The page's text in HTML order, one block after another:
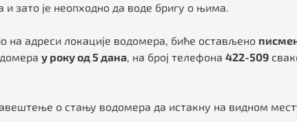
зато је неопходно да воде бригу о њима.
на адреси локације водомера, биће остављено
у року од 5 дана, на број телефона 422-509
о стању водомера да истакну на видном